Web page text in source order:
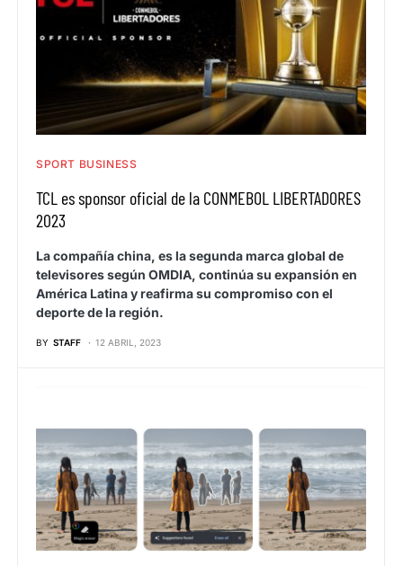
SPORT BUSINESS
TCL es sponsor oficial de la CONMEBOL LIBERTADORES
2023
La compañía china, es la segunda marca global de
televisores según OMDIA, continúa su expansión en
América Latina y reafirma su compromiso con el
deporte de la región.
BY STAFF 12 ABRIL, 2023